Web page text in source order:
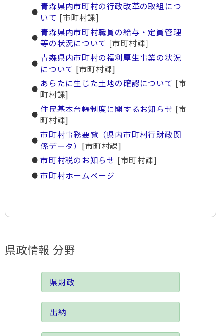
青森県内市町村の行政改革の取組につ
いて [市町村課]
青森県内市町村職員の給与・定員管理
等の状況について [市町村課]
青森県内市町村の福利厚生事業の状況
について [市町村課]
あらたに生じた土地の確認について [市
町村課]
住民基本台帳制度に関するお知らせ [市
町村課]
市町村事務要覧（県内市町村行財政関
係データ） [市町村課]
市町村税のお知らせ [市町村課]
市町村ホームページ
県政情報 分野
県財政
出納